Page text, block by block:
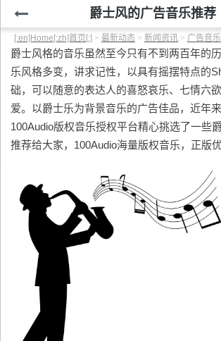
爵士风的广告音乐推荐
[:en]Home[:zh]首页[:] > 最新动态 > 新闻资讯 > 广告音乐
爵士风格的音乐虽然至今只有不到两百年的
乐风格多变，讲求记性，以具有摇摆特点的
础，可以随意的表达人的喜怒哀乐、七情六
爱。以爵士乐为背景音乐的广告佳品，近年
100Audio版权音乐授权平台精心挑选了一些
推荐给大家，100Audio海量版权音乐，正版优